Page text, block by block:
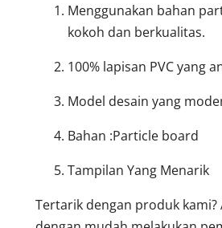
Menggunakan bahan
kokoh dan berkualitas.
100% lapisan PVC yang
Model desain yang
Bahan :Particle board
Tampilan Yang Menarik
Tertarik dengan produk kami?